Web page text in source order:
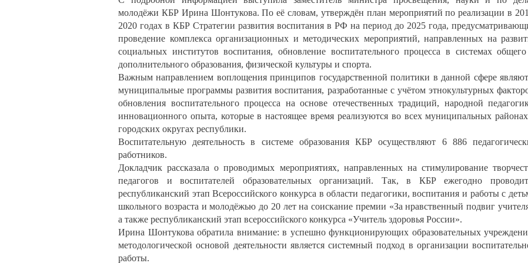
молодёжи КБР Ирина Шонтукова. По её словам, утверждён план мероприятий по реализации в
2020 годах в КБР Стратегии развития воспитания в РФ на период до 2025 года,
проведение комплекса организационных и методических мероприятий, направленных на
социальных институтов воспитания, обновление воспитательного процесса в системах
дополнительного образования, физической культуры и спорта.
Важным направлением воплощения принципов государственной политики в данной сфере
муниципальные программы развития воспитания, разработанные с учётом этнокультурных
обновления воспитательного процесса на основе отечественных традиций, народной
инновационного опыта, которые в настоящее время реализуются во всех муниципальных
городских округах республики.
Воспитательную деятельность в системе образования КБР осуществляют 6 886
работников.
Докладчик рассказала о проводимых мероприятиях, направленных на стимулирование
педагогов и воспитателей образовательных организаций. Так, в КБР ежегодно
республиканский этап Всероссийского конкурса в области педагогики, воспитания и работы с
школьного возраста и молодёжью до 20 лет на соискание премии «За нравственный подвиг
а также республиканский этап всероссийского конкурса «Учитель здоровья России».
Ирина Шонтукова обратила внимание: в успешно функционирующих образовательных
методологической основой деятельности является системный подход в организации
работы.